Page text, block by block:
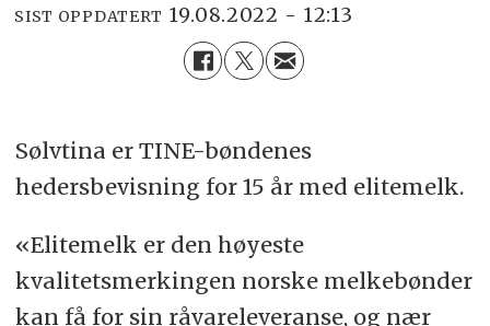
SIST OPPDATERT 19.08.2022 - 12:13
Sølvtina er TINE-bøndenes
hedersbevisning for 15 år med elitemelk.
«Elitemelk er den høyeste
kvalitetsmerkingen norske melkebønder
kan få for sin råvareleveranse, og nær